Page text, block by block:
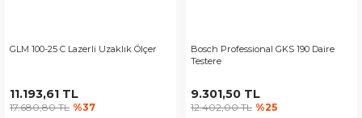
GLM 100-25 C Lazerli Uzaklık Ölçer
11.193,61 TL
17.680,80 TL %37
Bosch Professional GKS 190 Daire
Testere
9.301,50 TL
12.402,00 TL %25